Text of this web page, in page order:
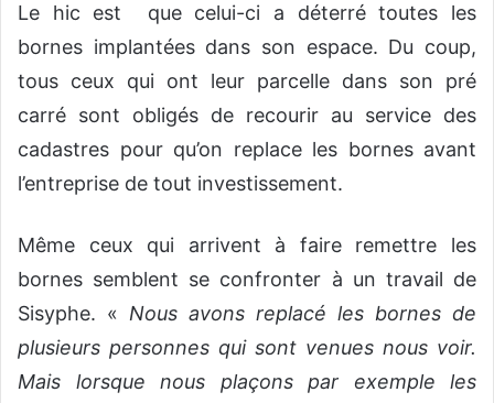
Le hic est que celui-ci a déterré toutes les
bornes implantées dans son espace. Du coup,
tous ceux qui ont leur parcelle dans son pré
carré sont obligés de recourir au service des
cadastres pour qu’on replace les bornes avant
l’entreprise de tout investissement.
Même ceux qui arrivent à faire remettre les
bornes semblent se confronter à un travail de
Sisyphe. « Nous avons replacé les bornes de
plusieurs personnes qui sont venues nous voir.
Mais lorsque nous plaçons par exemple les